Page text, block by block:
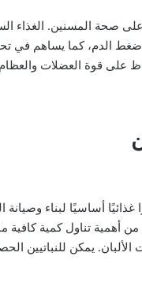
صحة المسنين. الغذاء
الدم، كما يساهم في
على قوة العضلات
غذائيًا أساسيًا لبناء
أهمية تناول كمية كافية
يمكن للنباتيين